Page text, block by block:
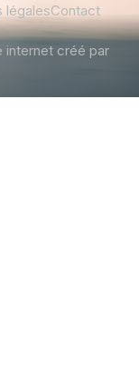
légalesContact
internet créé par